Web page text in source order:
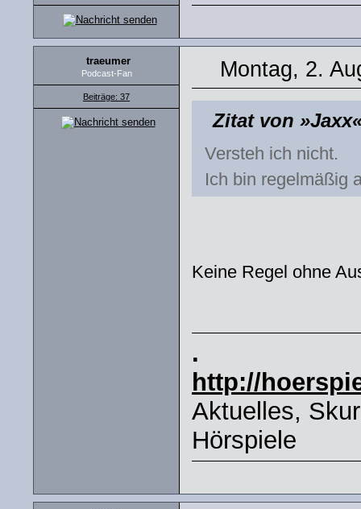
traeumer
Podcast-Fan
Beiträge: 37
Montag, 2.
Zitat von
Versteh ich nicht.
Ich bin regelmäßig
Keine Regel ohne
.
http://
Aktuelles,
Hörspiele